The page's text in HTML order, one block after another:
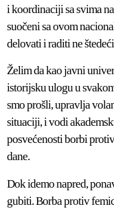
i koordinaciji sa svima
suočeni sa ovom
delovati i raditi ne
Želim da kao javni
istorijsku ulogu u
smo prošli, upravlja
situaciji, i vodi
posvećenosti borbi
dane.
Dok idemo napred,
gubiti. Borba protiv